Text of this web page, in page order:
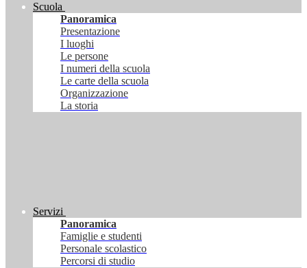
Scuola
Panoramica
Presentazione
I luoghi
Le persone
I numeri della scuola
Le carte della scuola
Organizzazione
La storia
Servizi
Panoramica
Famiglie e studenti
Personale scolastico
Percorsi di studio